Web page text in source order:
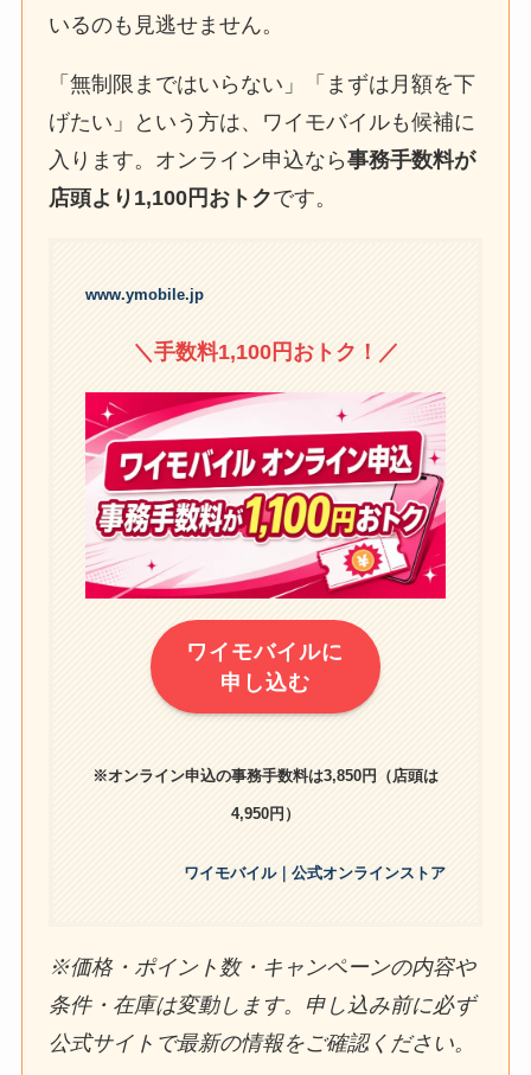
いるのも見逃せません。
「無制限まではいらない」「まずは月額を下
げたい」という方は、ワイモバイルも候補に
入ります。オンライン申込なら事務手数料が
店頭より1,100円おトクです。
www.ymobile.jp
＼手数料1,100円おトク！／
ワイモバイルに
申し込む
※オンライン申込の事務手数料は3,850円（店頭は
4,950円）
ワイモバイル｜公式オンラインストア
※価格・ポイント数・キャンペーンの内容や
条件・在庫は変動します。申し込み前に必ず
公式サイトで最新の情報をご確認ください。